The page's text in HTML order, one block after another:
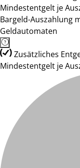
Mindestentgelt je
Bargeld-Auszahlung
Geldautomaten
Zusätzliches
Mindestentgelt je